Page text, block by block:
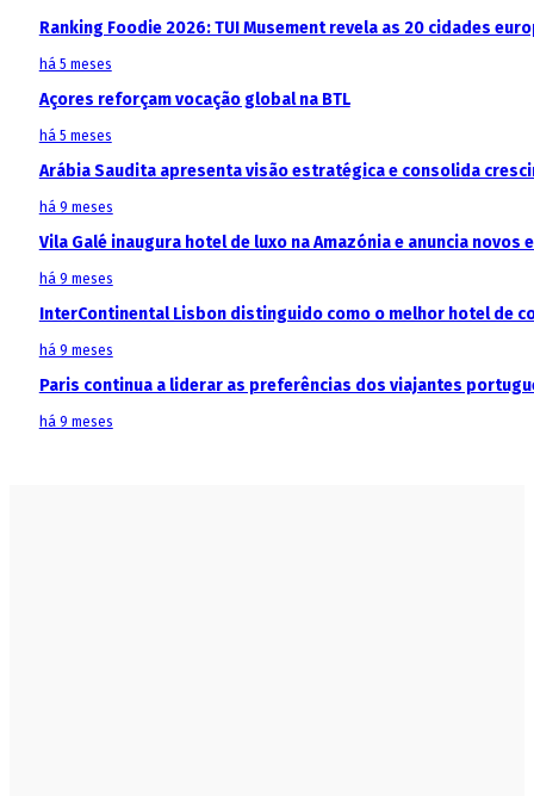
Ranking Foodie 2026: TUI Musement revela as 20 cidades
há 5 meses
Açores reforçam vocação global na BTL
há 5 meses
Arábia Saudita apresenta visão estratégica e consolida
há 9 meses
Vila Galé inaugura hotel de luxo na Amazónia e anuncia
há 9 meses
InterContinental Lisbon distinguido como o melhor hotel de
há 9 meses
Paris continua a liderar as preferências dos viajantes
há 9 meses